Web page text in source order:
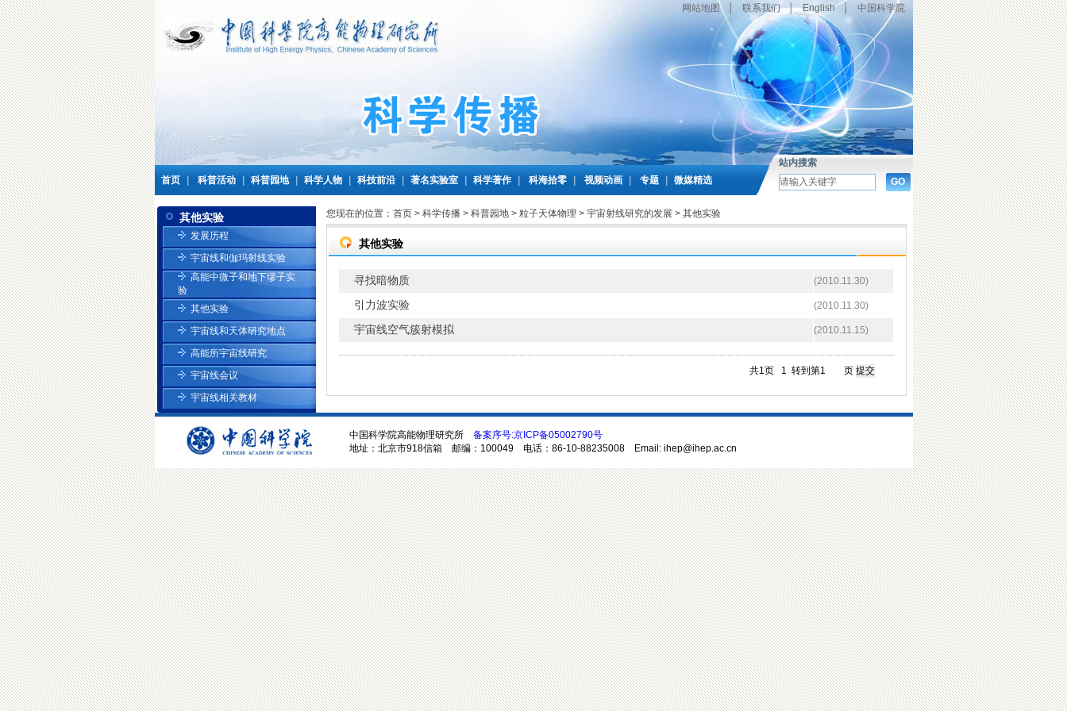
网站地图 联系我们 │ English 中国科学院
首页 科普活动 科普园地 科学人物 科技前沿 著名实验室 科学著作 科海拾零 视频动画 专题 微媒精选
站内搜索
其他实验
发展历程
宇宙线和伽玛射线实验
高能中微子和地下缪子实
验
其他实验
宇宙线和天体研究地点
高能所宇宙线研究
宇宙线会议
宇宙线相关教材
您现在的位置： 首页> 科学传播> 科普园地> 粒子天体物理 > 宇宙射线研究的发展 > 其他实验
其他实验
·寻找暗物质 (2010.11.30)
· 引力波实验 (2010.11.30)
·宇宙线空气簇射模拟 (2010.11.15)
共1页 1 转到第 页
中国科学院高能物理研究所 备案序号:京ICP备05002790号
地址：北京市918信箱 邮编：100049 电话：86-10-88235008 Email: ihep@ihep.ac.cn